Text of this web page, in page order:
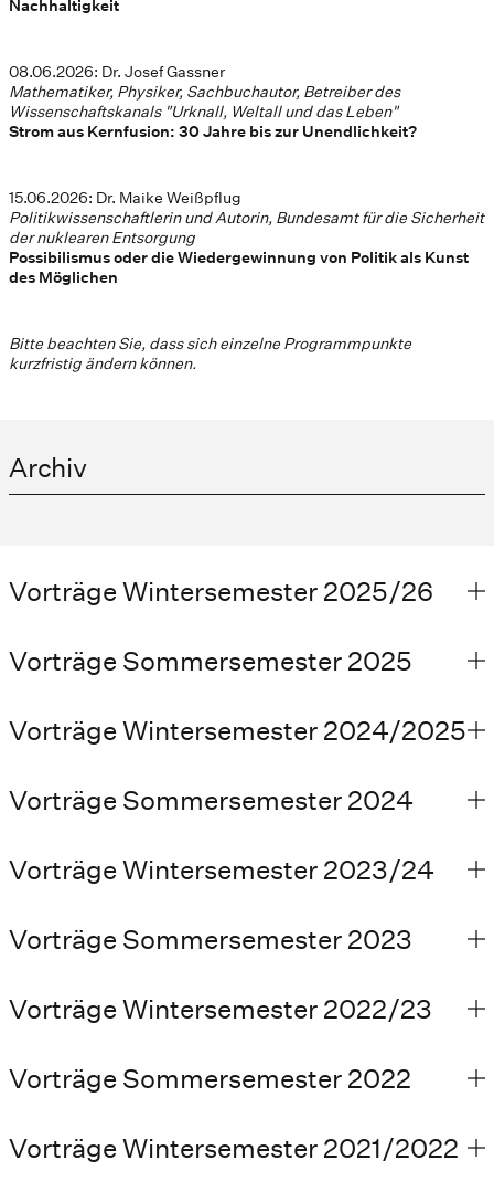
Nachhaltigkeit
08.06.2026: Dr. Josef Gassner
Mathematiker, Physiker, Sachbuchautor, Betreiber des
Wissenschaftskanals "Urknall, Weltall und das Leben"
Strom aus Kernfusion: 30 Jahre bis zur Unendlichkeit?
15.06.2026: Dr. Maike Weißpflug
Politikwissenschaftlerin und Autorin, Bundesamt für die Sicherheit
der nuklearen Entsorgung
Possibilismus oder die Wiedergewinnung von Politik als Kunst
des Möglichen
Bitte beachten Sie, dass sich einzelne Programmpunkte
kurzfristig ändern können.
Archiv
Vorträge Wintersemester 2025/26
Vorträge Sommersemester 2025
Vorträge Wintersemester 2024/2025
Vorträge Sommersemester 2024
Vorträge Wintersemester 2023/24
Vorträge Sommersemester 2023
Vorträge Wintersemester 2022/23
Vorträge Sommersemester 2022
Vorträge Wintersemester 2021/2022